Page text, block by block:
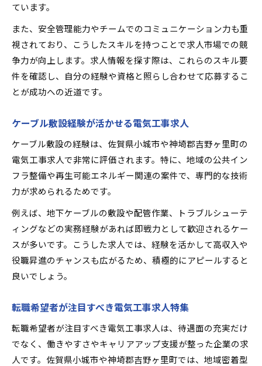
ています。
また、安全管理能力やチームでのコミュニケーション力も重
視されており、こうしたスキルを持つことで求人市場での競
争力が向上します。求人情報を探す際は、これらのスキル要
件を確認し、自分の経験や資格と照らし合わせて応募するこ
とが成功への近道です。
ケーブル敷設経験が活かせる電気工事求人
ケーブル敷設の経験は、佐賀県小城市や神埼郡吉野ヶ里町の
電気工事求人で非常に評価されます。特に、地域の公共イン
フラ整備や再生可能エネルギー関連の案件で、専門的な技術
力が求められるためです。
例えば、地下ケーブルの敷設や配管作業、トラブルシューテ
ィングなどの実務経験があれば即戦力として歓迎されるケー
スが多いです。こうした求人では、経験を活かして高収入や
役職昇進のチャンスも広がるため、積極的にアピールすると
良いでしょう。
転職希望者が注目すべき電気工事求人特集
転職希望者が注目すべき電気工事求人は、待遇面の充実だけ
でなく、働きやすさやキャリアアップ支援が整った企業の求
人です。佐賀県小城市や神埼郡吉野ヶ里町では、地域密着型